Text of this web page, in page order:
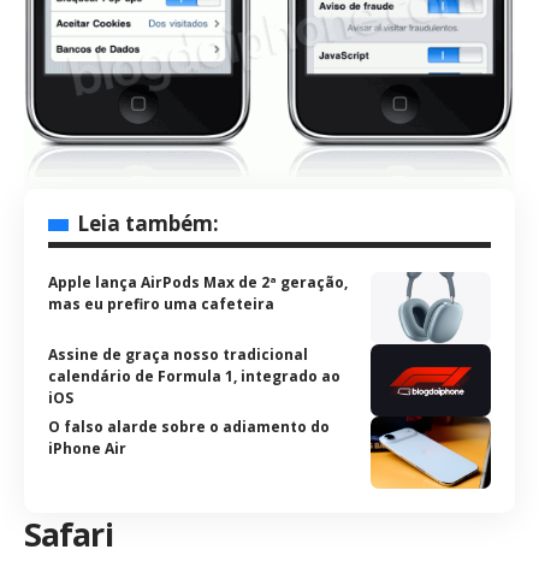
Leia também:
Apple lança AirPods Max de 2ª geração,
mas eu prefiro uma cafeteira
Assine de graça nosso tradicional
calendário de Formula 1, integrado ao
iOS
O falso alarde sobre o adiamento do
iPhone Air
Safari